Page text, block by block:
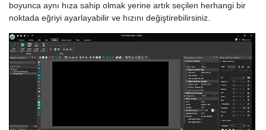
boyunca aynı hıza sahip olmak yerine artık seçilen herhangi bir
noktada eğriyi ayarlayabilir ve hızını değiştirebilirsiniz.